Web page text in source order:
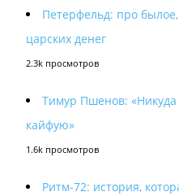
Петерфельд: про
царских денег
2.3k просмотров
Тимур Пшенов: «Никуда
кайфую»
1.6k просмотров
Ритм-72: история,